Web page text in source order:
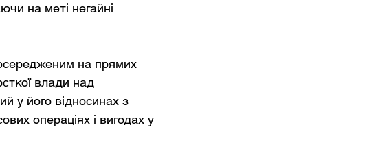
на меті негайні
на прямих
влади над
у його відносинах з
операціях і вигодах у